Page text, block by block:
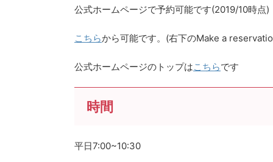
公式ホームページで予約可能です(2019/10時点)
こちらから可能です。(右下のMake a
公式ホームページのトップはこちらです
時間
平日7:00~10:30